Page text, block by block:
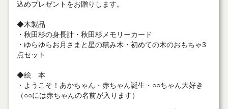
込めプレゼントをお贈りします。
◆木製品
・秋田杉の身長計・秋田杉メモリーカード
・ゆらゆらお月さまと星の積み木・初めての木のおもちゃ3
点セット
◆絵 本
・ようこそ！あかちゃん・赤ちゃん誕生・○○ちゃん大好き
（○○には赤ちゃんの名前が入ります）